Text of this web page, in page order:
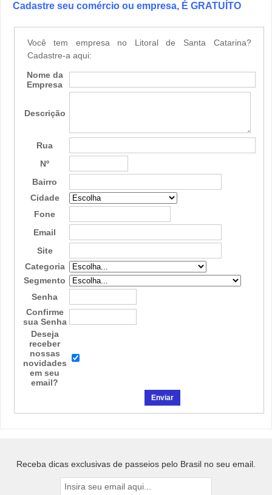
Cadastre seu comércio ou empresa, É GRATUÍTO
Você tem empresa no Litoral de Santa Catarina?
Cadastre-a aqui:
Nome da
Empresa
Descrição
Rua
Nº
Bairro
Cidade
Fone
Email
Site
Categoria
Segmento
Senha
Confirme
sua Senha
Deseja
receber
nossas
novidades
em seu
email?
Receba dicas exclusivas de passeios pelo Brasil no seu email.